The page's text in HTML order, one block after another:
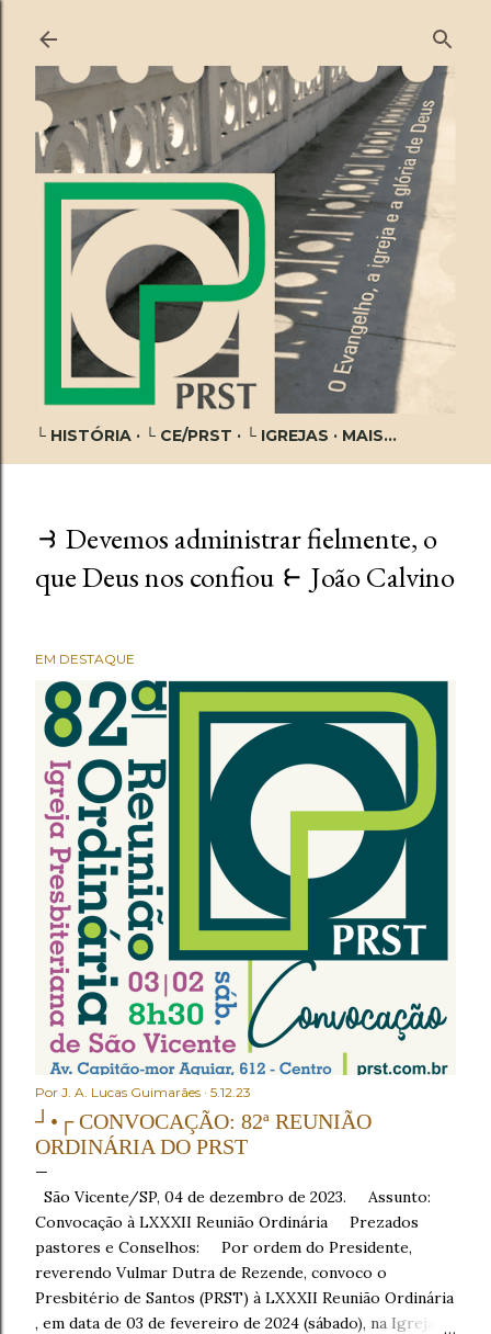
└ HISTÓRIA └ CE/PRST └ IGREJAS MAIS…
⥽ Devemos administrar fielmente, o
que Deus nos confiou ⥼ João Calvino
EM DESTAQUE
Por J. A. Lucas Guimarães 5.12.23
┘•┌ CONVOCAÇÃO: 82ª REUNIÃO
ORDINÁRIA DO PRST
São Vicente/SP, 04 de dezembro de 2023. Assunto:
Convocação à LXXXII Reunião Ordinária Prezados
pastores e Conselhos: Por ordem do Presidente,
reverendo Vulmar Dutra de Rezende, convoco o
Presbitério de Santos (PRST) à LXXXII Reunião Ordinária
, em data de 03 de fevereiro de 2024 (sábado), na Igreja